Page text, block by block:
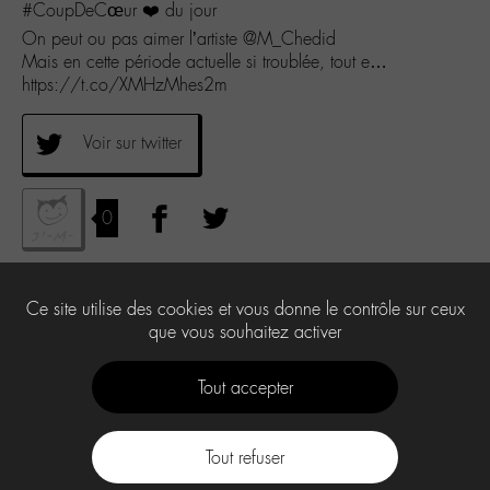
#CoupDeCœur ❤️ du jour
On peut ou pas aimer l’artiste @M_Chedid
Mais en cette période actuelle si troublée, tout e…
https://t.co/XMHzMhes2m
Voir sur twitter
0
Ce site utilise des cookies et vous donne le contrôle sur ceux
que vous souhaitez activer
Tout accepter
Tout refuser